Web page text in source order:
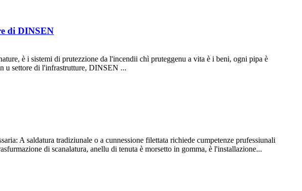
di DINSEN
è i sistemi di prutezzione da l'incendii chì pruteggenu a vita è i beni, ogni pipa è
u settore di l'infrastrutture, DINSEN ...
A saldatura tradiziunale o a cunnessione filettata richiede cumpetenze prufessiunali
di scanalatura, anellu di tenuta è morsetto in gomma, è l'installazione...